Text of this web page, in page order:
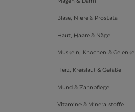
Blase, Niere & Prostata
Haut, Haare & Nägel
Muskeln, Knochen & Gelenke
Herz, Kreislauf & Gefäße
Mund & Zahnpflege
Vitamine & Mineralstoffe